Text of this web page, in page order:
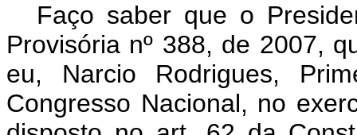
Faço saber que o
Provisória nº 388, de 2007,
eu, Narcio Rodrigues,
Congresso Nacional, no